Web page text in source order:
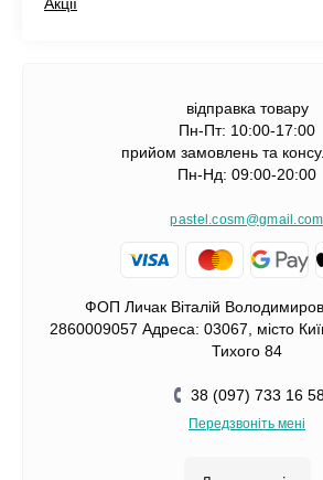
відправка товару
Пн-Пт: 10:00-17:00
прийом замовлень та
Пн-Нд: 09:00-20:00
pastel.cosm@gmail.com
ФОП Личак Віталій
2860009057 Адреса: 03067, місто
Тихого 84
38 (097) 733 16
Передзвоніть мені